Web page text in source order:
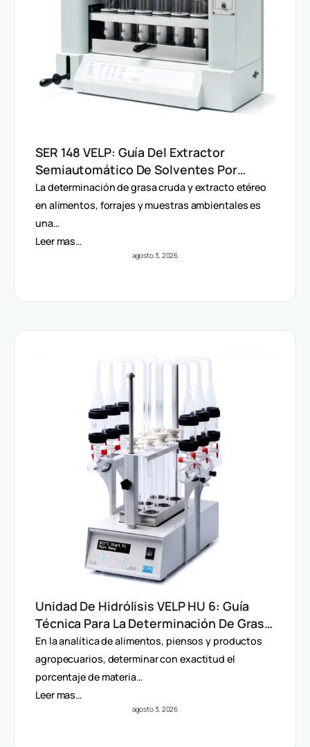
SER 148 VELP: Guía Del Extractor
Semiautomático De Solventes Por
Método Randall
La determinación de grasa cruda y extracto etéreo
en alimentos, forrajes y muestras ambientales es
una…
Leer mas…
agosto 3, 2026
Unidad De Hidrólisis VELP HU 6: Guía
Técnica Para La Determinación De Grasa
Total En Alimentos
En la analítica de alimentos, piensos y productos
agropecuarios, determinar con exactitud el
porcentaje de materia…
Leer mas…
agosto 3, 2026